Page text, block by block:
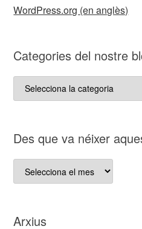
WordPress.org (en anglès)
Categories del nostre
Categories
del
D es que va néixer
D es
que
Arxius